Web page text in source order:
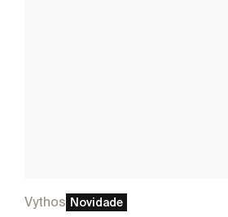
Vythos Novidade